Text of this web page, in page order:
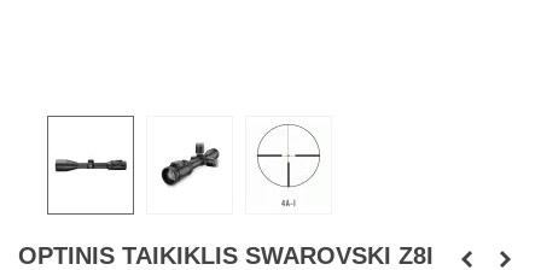
OPTINIS TAIKIKLIS SWAROVSKI Z8I